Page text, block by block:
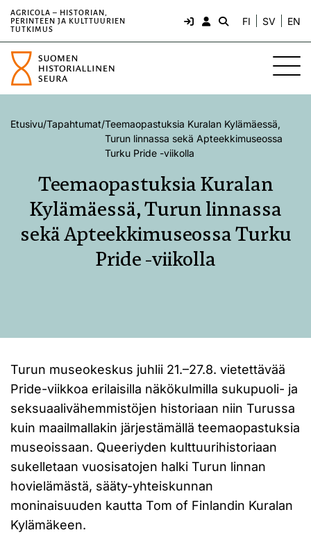
AGRICOLA – HISTORIAN,
PERINTEEN JA KULTTUURIEN
TUTKIMUS
FI SV EN
Etusivu/Tapahtumat/Teemaopastuksia Kuralan Kylämäessä,
Turun linnassa sekä Apteekkimuseossa
Turku Pride -viikolla
Teemaopastuksia Kuralan
Kylämäessä, Turun linnassa
sekä Apteekkimuseossa Turku
Pride -viikolla
Turun museokeskus juhlii 21.–27.8. vietettävää
Pride-viikkoa erilaisilla näkökulmilla sukupuoli- ja
seksuaalivähemmistöjen historiaan niin Turussa
kuin maailmallakin järjestämällä teemaopastuksia
museoissaan. Queeriyden kulttuurihistoriaan
sukelletaan vuosisatojen halki Turun linnan
hovielämästä, sääty-yhteiskunnan
moninaisuuden kautta Tom of Finlandin Kuralan
Kylämäkeen.